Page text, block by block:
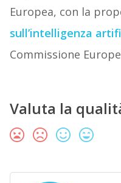
Europea, con la
sull’intelligenza
Commissione
Valuta la